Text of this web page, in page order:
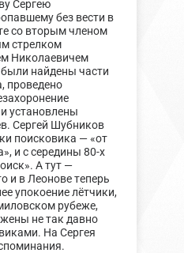
Сергею
без вести в
со вторым членом
стрелком
Николаевичем
найдены части
проведено
установлены
Сергей Шубников
поисковика — «от
и с середины 80-х
А тут —
и в Леонове теперь
упокоение лётчики,
рубеже,
не так давно
На Сергея